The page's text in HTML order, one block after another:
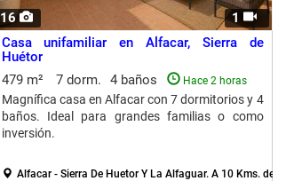
16 1
Casa unifamiliar en Alfacar, Sierra de
Huétor
479 m²
7 dorm. 4 baños Hace 2 horas
Magnífica casa en Alfacar con 7 dormitorios y 4
baños. Ideal para grandes familias o como
inversión.
Alfacar - Sierra De Huetor Y La Alfaguar. A 10 Kms. de